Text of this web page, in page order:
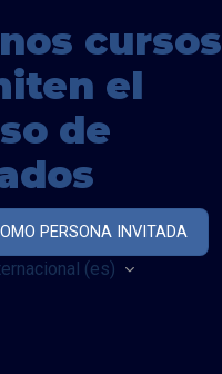
cursos
el
de
PERSONA INVITADA
‎(es)‎